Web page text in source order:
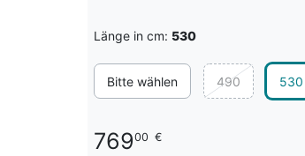
Länge in cm: 530
Bitte wählen 490 530
76900 €